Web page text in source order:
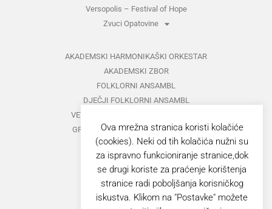
Versopolis – Festival of Hope
Zvuci Opatovine
AKADEMSKI HARMONIKAŠKI ORKESTAR
AKADEMSKI ZBOR
FOLKLORNI ANSAMBL
DJEČJI FOLKLORNI ANSAMBL
VETERANI FOLKLORNOG ANSAMBLA
GRUPA ZA MEĐUNARODNI FOLKLOR
KAZALIŠTE
MUŠKI VOKALNI ANSAMBL
ZAJEDNIČKI KONCERTI
GORANOVO PROLJEĆE
Ova mrežna stranica koristi kolačiće
(cookies). Neki od tih kolačića nužni su
za ispravno funkcioniranje stranice,dok
se drugi koriste za praćenje korištenja
stranice radi poboljšanja korisničkog
iskustva. Klikom na "Postavke" možete